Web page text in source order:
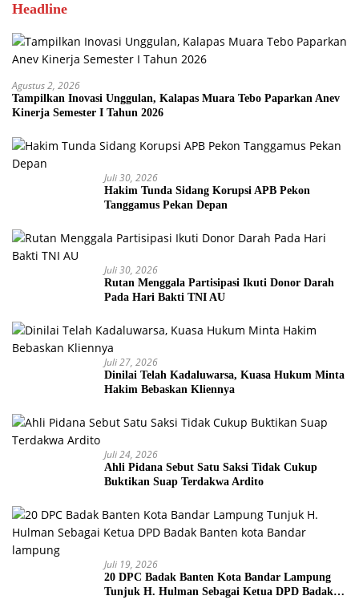
Headline
Agustus 2, 2026
Tampilkan Inovasi Unggulan, Kalapas Muara Tebo Paparkan Anev
Kinerja Semester I Tahun 2026
Juli 30, 2026
Hakim Tunda Sidang Korupsi APB Pekon
Tanggamus Pekan Depan
Juli 30, 2026
Rutan Menggala Partisipasi Ikuti Donor Darah
Pada Hari Bakti TNI AU
Juli 27, 2026
Dinilai Telah Kadaluwarsa, Kuasa Hukum Minta
Hakim Bebaskan Kliennya
Juli 24, 2026
Ahli Pidana Sebut Satu Saksi Tidak Cukup
Buktikan Suap Terdakwa Ardito
Juli 19, 2026
20 DPC Badak Banten Kota Bandar Lampung
Tunjuk H. Hulman Sebagai Ketua DPD Badak